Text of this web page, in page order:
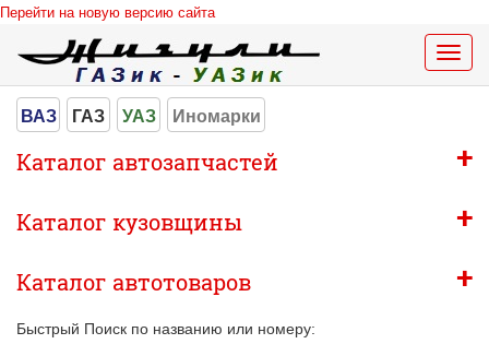
Перейти на новую версию сайта
Меню
ВАЗ ГАЗ УАЗ Иномарки
Каталог автозапчастей +
Каталог кузовщины +
Каталог автотоваров +
Быстрый Поиск по названию или номеру: